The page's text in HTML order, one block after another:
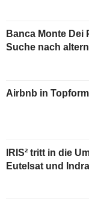
Banca Monte Dei
Suche nach
Airbnb in
IRIS² tritt in die
Eutelsat und